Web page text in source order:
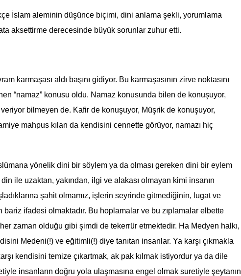
İslam aleminin düşünce biçimi, dini anlama şekli, yorumlama
aksettirme derecesinde büyük sorunlar zuhur etti.
karmaşası aldı başını gidiyor. Bu karmaşasının zirve noktasını
“namaz” konusu oldu. Namaz konusunda bilen de konuşuyor,
bilmeyen de. Kafir de konuşuyor, Müşrik de konuşuyor,
mahpus kılan da kendisini cennette görüyor, namazı hiç
yönelik dini bir söylem ya da olması gereken dini bir eylem
ile uzaktan, yakından, ilgi ve alakası olmayan kimi insanın
şahit olmamız, işlerin seyrinde gitmediğinin, lugat ve
ifadesi olmaktadır. Bu hoplamalar ve bu zıplamalar elbette
zaman olduğu gibi şimdi de tekerrür etmektedir. Ha Medyen halkı,
Medeni(!) ve eğitimli(!) diye tanıtan insanlar. Ya karşı çıkmakla
kendisini temize çıkartmak, ak pak kılmak istiyordur ya da dile
insanların doğru yola ulaşmasına engel olmak suretiyle şeytanın